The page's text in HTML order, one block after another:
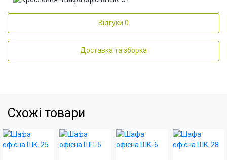
Відгуки 0
Доставка та зборка
Схожі товари